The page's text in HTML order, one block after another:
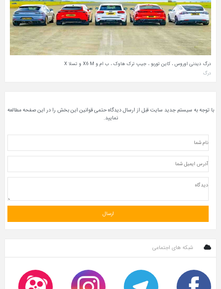
درگ دیدنی اوروس ، کاین توربو ، جیپ ترک‌ هاوک ، ب‌ ام‌ و X6 M و تسلا X
درگ
با توجه به سیستم جدید سایت قبل از ارسال دیدگاه حتمی قوانین این بخش را در این صفحه مطالعه
نمایید.
شبکه های اجتماعی